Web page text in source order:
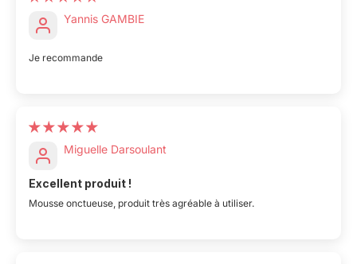
Yannis GAMBIE
Je recommande
Miguelle Darsoulant
Excellent produit !
Mousse onctueuse, produit très agréable à utiliser.